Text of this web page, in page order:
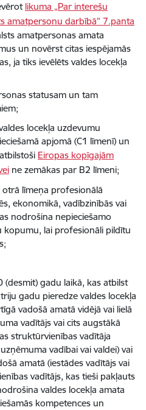
likuma „Par interešu
amatpersonu darbībā” 7.panta
amatpersonas amata
un novērst citas iespējamās
ja tiks ievēlēts valdes locekļa
statusam un tam
locekļa uzdevumu
apjomā (C1 līmenī) un
Eiropas kopīgajām
ne zemākas par B2 līmeni;
līmeņa profesionālā
ekonomikā, vadībzinībās vai
nodrošina nepieciešamo
kopumu, lai profesionāli pildītu
(desmit) gadu laikā, kas atbilst
gadu pieredze valdes locekļa
vadošā amatā vidējā vai lielā
vadītājs vai cits augstākā
struktūrvienības vadītāja
vadībai vai valdei) vai
amatā (iestādes vadītājs vai
vadītājs, kas tieši pakļauts
valdes locekļa amata
kompetences un